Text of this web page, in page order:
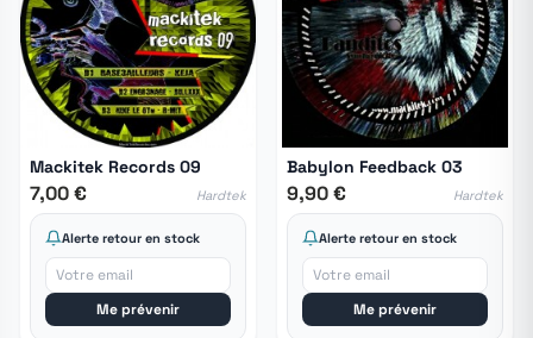
Mackitek Records 09
7,00 € Hardtek
Alerte retour en stock
Me prévenir
Babylon Feedback 03
9,90 € Hardtek
Alerte retour en stock
Me prévenir